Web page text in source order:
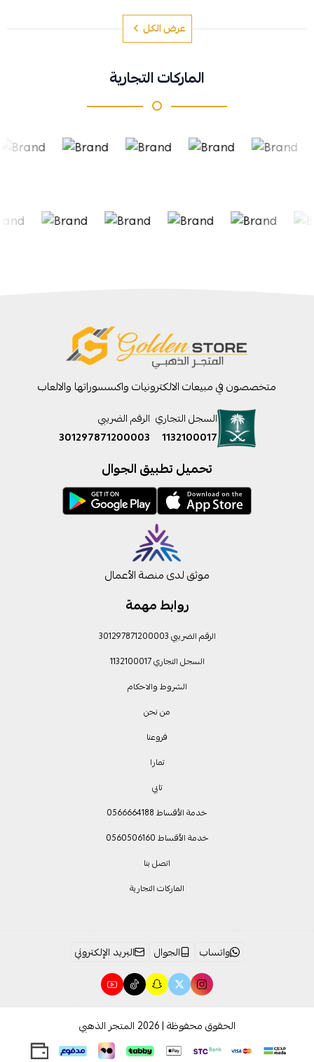
عرض الكل
الماركات التجارية
روابط مهمة
الرقم الضريبي 301297871200003
السجل التجاري 1132100017
الشروط والاحكام
من نحن
فروعنا
تمارا
تابي
خدمة الأقساط 0566664188
خدمة الأقساط 0560506160
اتصل بنا
الماركات التجارية
متخصصون في مبيعات الالكترونيات واكسسوراتها والالعاب
السجل التجاري
1132100017
الرقم الضريبي
301297871200003
تحميل تطبيق الجوال
موثق لدى منصة الأعمال
واتساب الجوال البريد الإلكتروني
الحقوق محفوظة | 2026 المتجر الذهبي